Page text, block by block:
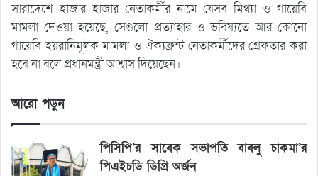
সারাদেশে হাজার হাজার নেতাকর্মীর নামে যেসব মিথ্যা ও গায়েবি
মামলা দেওয়া হয়েছে, সেগুলো প্রত্যাহার ও ভবিষ্যতে আর কোনো
গায়েবি হয়রানিমূলক মামলা ও ঐক্যফ্রন্ট নেতাকর্মীদের গ্রেফতার করা
হবে না বলে প্রধানমন্ত্রী আশ্বাস দিয়েছেন।
আরো পড়ুন
পিসিপি’র সাবেক সভাপতি বাবলু চাকমা’র
পিএইচডি ডিগ্রি অর্জন